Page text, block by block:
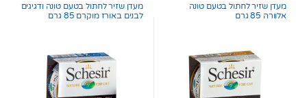
מעדן שזיר לחתול בטעם טונה
אלוורה 85 גרם
מעדן שזיר לחתול בטעם טונה ודגיגים
לבנים באורז מוקרם 85 גרם